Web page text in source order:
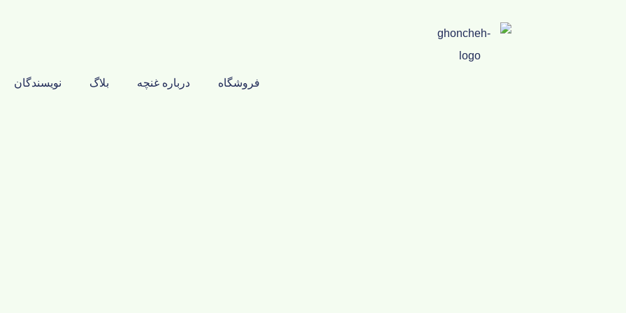
فروشگاه درباره غنچه بلاگ نویسندگان